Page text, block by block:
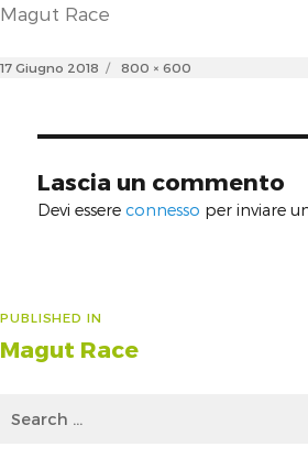
Magut Race
Posted
17 Giugno 2018
Full
800 × 600
Lascia un commento
Devi essereconnesso per inviare
Navigazione
articoli
PUBLISHED IN
Magut Race